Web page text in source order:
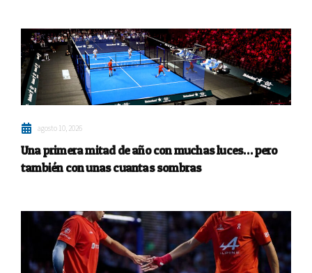
agosto 10, 2026
Una primera mitad de año con muchas luces… pero
también con unas cuantas sombras